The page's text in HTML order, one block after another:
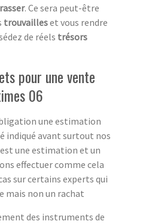
. Ce sera peut-être
trouvailleset vous rendre
de réels trésors
pour une vente
06
une estimation
indiqué avant surtout nos
une estimation et un
effectuer comme cela
sur certains experts qui
mais non un rachat
des instruments de